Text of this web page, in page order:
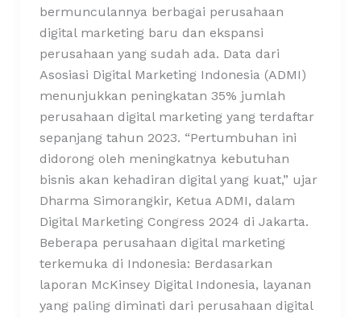
bermunculannya berbagai perusahaan
digital marketing baru dan ekspansi
perusahaan yang sudah ada. Data dari
Asosiasi Digital Marketing Indonesia (ADMI)
menunjukkan peningkatan 35% jumlah
perusahaan digital marketing yang terdaftar
sepanjang tahun 2023. “Pertumbuhan ini
didorong oleh meningkatnya kebutuhan
bisnis akan kehadiran digital yang kuat,” ujar
Dharma Simorangkir, Ketua ADMI, dalam
Digital Marketing Congress 2024 di Jakarta.
Beberapa perusahaan digital marketing
terkemuka di Indonesia: Berdasarkan
laporan McKinsey Digital Indonesia, layanan
yang paling diminati dari perusahaan digital